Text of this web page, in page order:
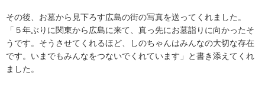
その後、お墓から見下ろす広島の街の写真を送ってくれました。
「５年ぶりに関東から広島に来て、真っ先にお墓詣りに向かったそ
うです。そうさせてくれるほど、しのちゃんはみんなの大切な存在
です。いまでもみんなをつないでくれています」と書き添えてくれ
ました。